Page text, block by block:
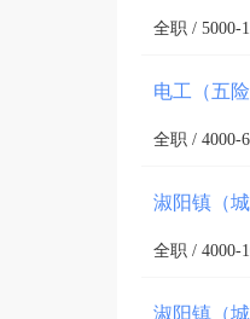
全职 / 5000-
电工（五
全职 / 4000-
淑阳镇（
全职 / 4000-
淑阳镇（